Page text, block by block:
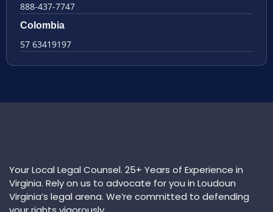
888-437-7747
Colombia
57 63419197
Your Local Legal Counsel. 25+ Years of Experience in
Virginia. Rely on us to advocate for you in Loudoun
Virginia’s legal arena. We’re committed to defending